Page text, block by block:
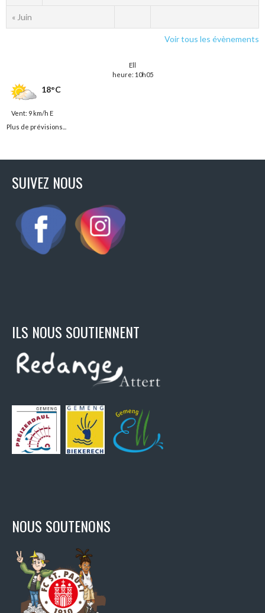
« Juin
Voir tous les évènements
Ell
heure: 10h05
18°C
Vent: 9 km/h E
Plus de prévisions...
SUIVEZ NOUS
ILS NOUS SOUTIENNENT
NOUS SOUTENONS